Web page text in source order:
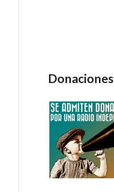
– Economía Directa
Donaciones